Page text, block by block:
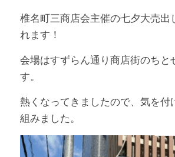
お問い合わせ・アクセス
椎名町三商店会主催の七夕大売出
れます！
会場はすずらん通り商店街のちと
す。
熱くなってきましたので、気を付
組みました。